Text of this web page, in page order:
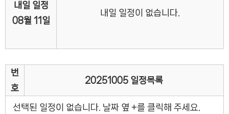
내일 일정
08월 11일
내일 일정이 없습니다.
번
호
20251005 일정목록
선택된 일정이 없습니다. 날짜 옆 +를 클릭해 주세요.